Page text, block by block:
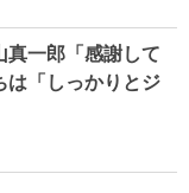
真一郎「感謝して
は「しっかりとジ